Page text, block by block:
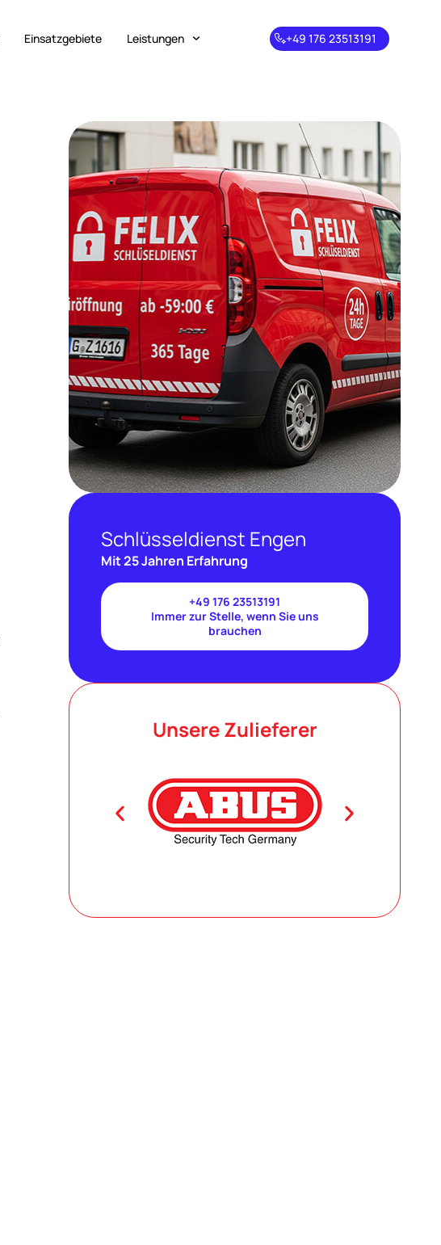
Einsatzgebiete Leistungen
+49 176 23513191
Schlüsseldienst Engen
Mit 25 Jahren Erfahrung
+49 176 23513191
Immer zur Stelle, wenn Sie uns
brauchen
Unsere Zulieferer